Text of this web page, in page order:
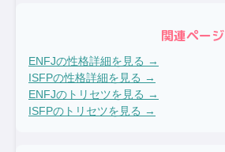
関連ページ
ENFJの性格詳細を見る →
ISFPの性格詳細を見る →
ENFJのトリセツを見る →
ISFPのトリセツを見る →